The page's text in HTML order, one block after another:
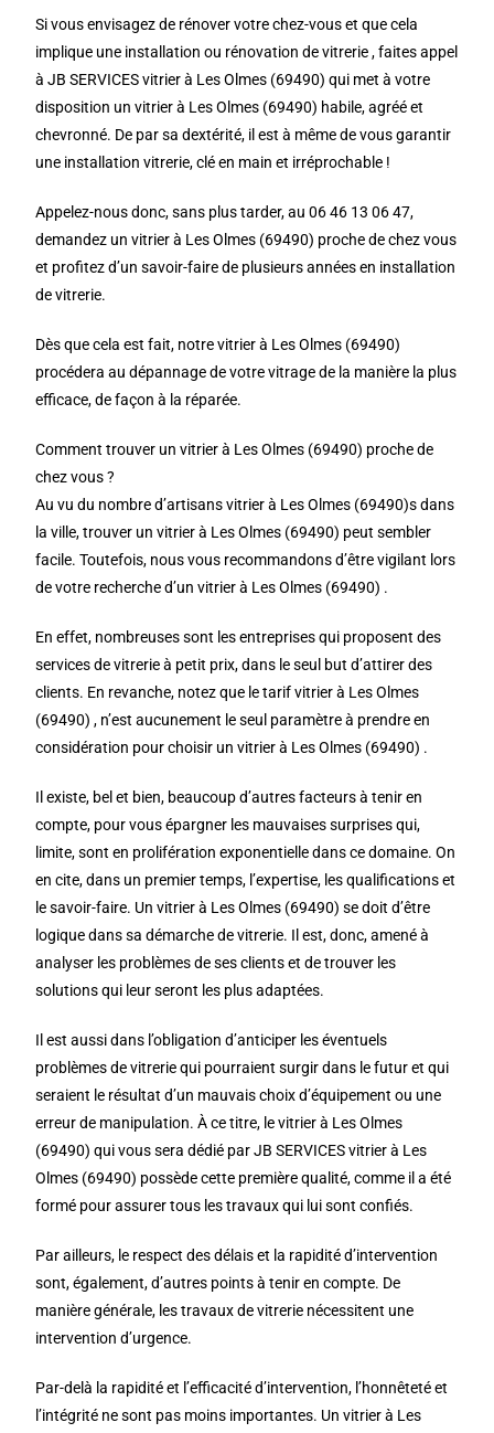
Si vous envisagez de rénover votre chez-vous et que cela
implique une installation ou rénovation de vitrerie , faites appel
à JB SERVICES vitrier à Les Olmes (69490) qui met à votre
disposition un vitrier à Les Olmes (69490) habile, agréé et
chevronné. De par sa dextérité, il est à même de vous garantir
une installation vitrerie, clé en main et irréprochable !
Appelez-nous donc, sans plus tarder, au 06 46 13 06 47,
demandez un vitrier à Les Olmes (69490) proche de chez vous
et profitez d’un savoir-faire de plusieurs années en installation
de vitrerie.
Dès que cela est fait, notre vitrier à Les Olmes (69490)
procédera au dépannage de votre vitrage de la manière la plus
efficace, de façon à la réparée.
Comment trouver un vitrier à Les Olmes (69490) proche de
chez vous ?
Au vu du nombre d’artisans vitrier à Les Olmes (69490)s dans
la ville, trouver un vitrier à Les Olmes (69490) peut sembler
facile. Toutefois, nous vous recommandons d’être vigilant lors
de votre recherche d’un vitrier à Les Olmes (69490) .
En effet, nombreuses sont les entreprises qui proposent des
services de vitrerie à petit prix, dans le seul but d’attirer des
clients. En revanche, notez que le tarif vitrier à Les Olmes
(69490) , n’est aucunement le seul paramètre à prendre en
considération pour choisir un vitrier à Les Olmes (69490) .
Il existe, bel et bien, beaucoup d’autres facteurs à tenir en
compte, pour vous épargner les mauvaises surprises qui,
limite, sont en prolifération exponentielle dans ce domaine. On
en cite, dans un premier temps, l’expertise, les qualifications et
le savoir-faire. Un vitrier à Les Olmes (69490) se doit d’être
logique dans sa démarche de vitrerie. Il est, donc, amené à
analyser les problèmes de ses clients et de trouver les
solutions qui leur seront les plus adaptées.
Il est aussi dans l’obligation d’anticiper les éventuels
problèmes de vitrerie qui pourraient surgir dans le futur et qui
seraient le résultat d’un mauvais choix d’équipement ou une
erreur de manipulation. À ce titre, le vitrier à Les Olmes
(69490) qui vous sera dédié par JB SERVICES vitrier à Les
Olmes (69490) possède cette première qualité, comme il a été
formé pour assurer tous les travaux qui lui sont confiés.
Par ailleurs, le respect des délais et la rapidité d’intervention
sont, également, d’autres points à tenir en compte. De
manière générale, les travaux de vitrerie nécessitent une
intervention d’urgence.
Par-delà la rapidité et l’efficacité d’intervention, l’honnêteté et
l’intégrité ne sont pas moins importantes. Un vitrier à Les